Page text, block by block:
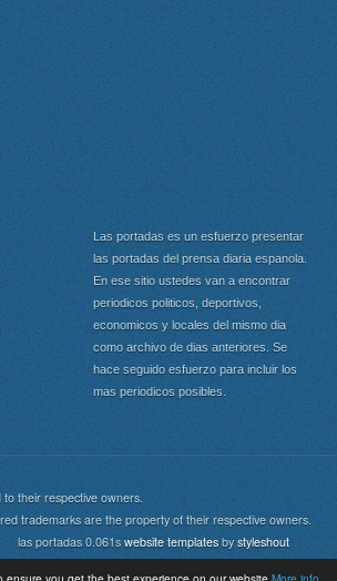
Las portadas es un esfuerzo presentar
las portadas del prensa diaria espanola.
En ese sitio ustedes van a encontrar
periodicos politicos, deportivos,
economicos y locales del mismo dia
como archivo de dias anteriores. Se
hace seguido esfuerzo para incluir los
mas periodicos posibles.
their respective owners.
trademarks are the property of their respective owners.
las portadas 0.061s website templatesby styleshout